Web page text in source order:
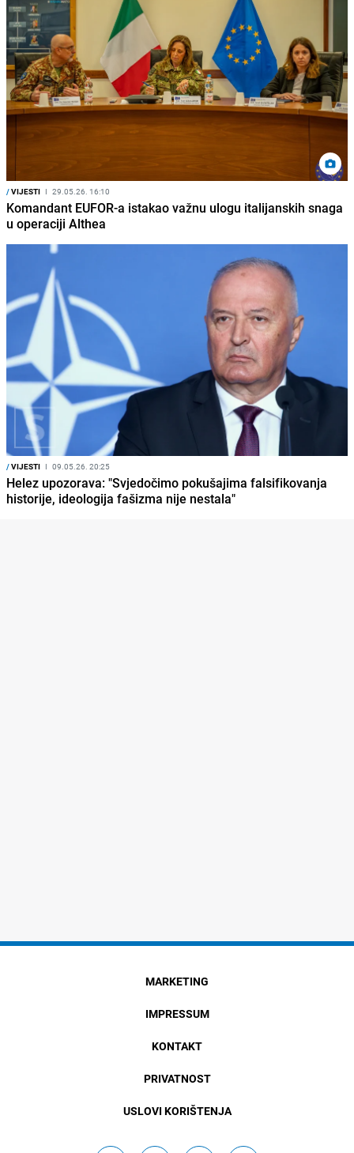
/VIJESTI I 29.05.26. 16:10
Komandant EUFOR-a istakao važnu ulogu italijanskih snaga
u operaciji Althea
/VIJESTI I 09.05.26. 20:25
Helez upozorava: "Svjedočimo pokušajima falsifikovanja
historije, ideologija fašizma nije nestala"
MARKETING
IMPRESSUM
KONTAKT
PRIVATNOST
USLOVI KORIŠTENJA